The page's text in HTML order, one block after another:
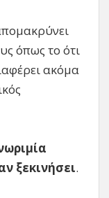
όπως το ότι
ακόμα
ξεκινήσει.